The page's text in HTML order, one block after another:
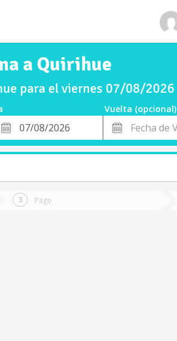
a Quirihue
para el viernes 07/08/2026
Vuelta (opcional)
Fecha
de
Vuelta
Pago